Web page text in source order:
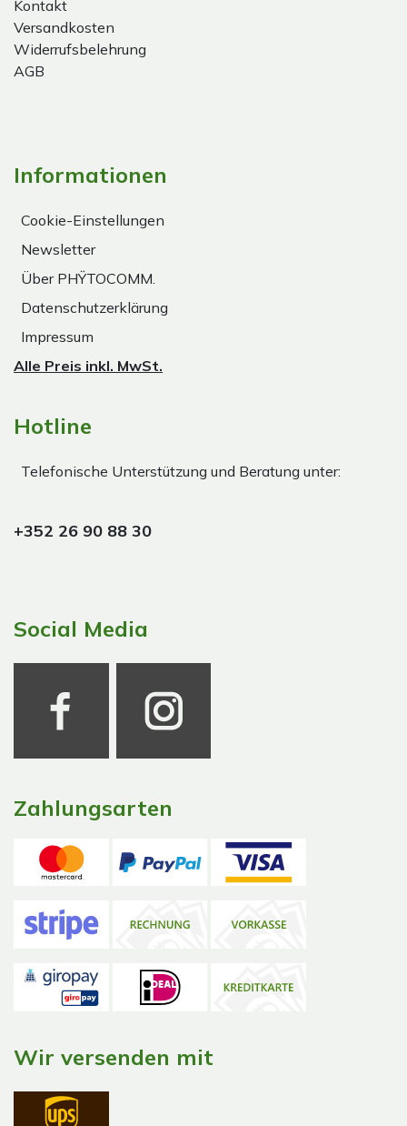
Kontakt
Versandkosten
Widerrufsbelehrung
AGB
Informationen
Cookie-Einstellungen
Newsletter
Über PHŸTOCOMM.
Datenschutzerklärung
Impressum
Alle Preis inkl. MwSt.
Hotline
Telefonische Unterstützung und Beratung unter:
+352 26 90 88 30
Social Media
Zahlungsarten
Wir versenden mit